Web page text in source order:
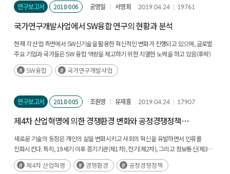
연구보고서 2018-006 공영일 서영희 2019.04.24 19761
국가연구개발사업에서 SW융합 연구의 현황과 분석
현재 각 산업 측면에서 SW신기술을 활용한 혁신적인 변화가 진행되고 있으며, 글로벌
주요 기업과 국가들은 SW 융합 역량을 제고하기 위한 치열한 노력을 하고 있음(후략)
SW융합
국가연구개발사업
연구보고서 2018-005 조원영 유재흥 2019.04.24 17907
제4차 산업혁명에 의한 경쟁환경 변화와 공정경쟁정책
개선방향 연구
새로운 기술의 등장은 개인의 삶을 변화시키고 사회의 혁신을 유발하면서 인류를
진화시킨다. 특히, 19세기 이후 증기기관(제1차), 전기(제2차), 그리고 정보통신(제3차)
등 범용성과 파급력이 높은 신기술에 의한 세 차례의 산업혁명은 새로운 산업을
태동시키고 과거와는 단절적인(후략)
제4차 산업혁명 경쟁환경 공정경쟁정책